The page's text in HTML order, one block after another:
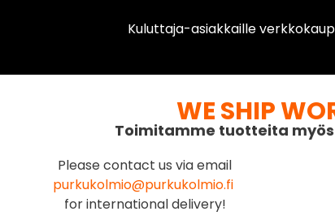
Kuluttaja-asiakkaille
WE SHIP
Toimitamme tuotteita
Please contact us via email
purkukolmio@purkukolmio.fi
for international delivery!